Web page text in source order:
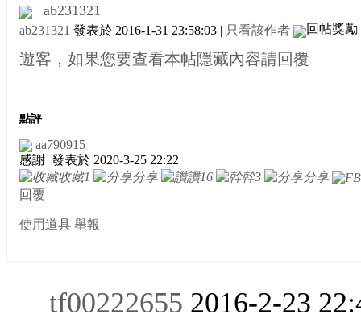
ab231321
ab231321 發表於 2016-1-31 23:58:03 | 只看該作者
遊客，如果您要查看本帖隱藏內容請回覆
點評
aa790915
感謝 發表於 2020-3-25 22:22
收藏1 分享 讚16 幹3
分享
回覆
使用道具 舉報
tf00222655 2016-2-23